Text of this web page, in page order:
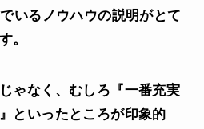
いるノウハウの説明がとて
。
ゃなく、むしろ『一番充実
といったところが印象的